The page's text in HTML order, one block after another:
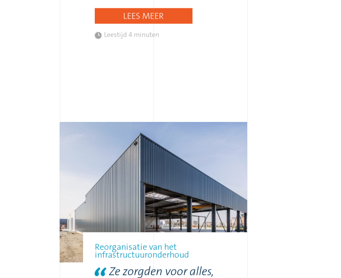
LEES MEER
Leestijd 4 minuten
Reorganisatie van het
infrastructuuronderhoud
Ze zorgden voor alles,